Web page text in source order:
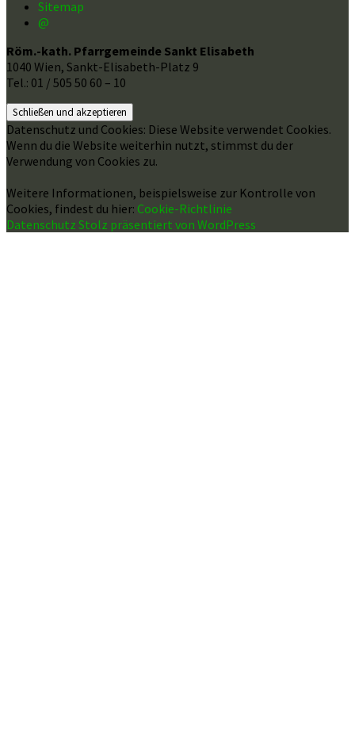
Sitemap
@
Röm.-kath. Pfarrgemeinde Sankt Elisabeth
1040 Wien, Sankt-Elisabeth-Platz 9
Tel.: 01 / 505 50 60 – 10
Datenschutz und Cookies: Diese Website verwendet Cookies.
Wenn du die Website weiterhin nutzt, stimmst du der
Verwendung von Cookies zu.
Weitere Informationen, beispielsweise zur Kontrolle von
Cookies, findest du hier: Cookie-Richtlinie
Datenschutz Stolz präsentiert von WordPress